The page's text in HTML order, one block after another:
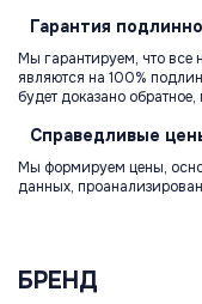
Гарантия
Мы гарантируем, что
являются на 100%
будет доказано
Справедливые
Мы формируем цены,
данных,
БРЕНД